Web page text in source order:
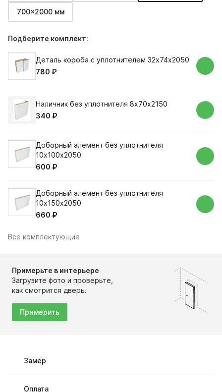
700x2000 мм
Подберите комплект:
Деталь короба с уплотнителем 32х74х2050
780 ₽
Наличник без уплотнителя 8х70х2150
340 ₽
Доборный элемент без уплотнителя
10х100х2050
600 ₽
Доборный элемент без уплотнителя
10х150х2050
660 ₽
Все комплектующие
Примерьте в интерьере
Загрузите фото и проверьте,
как смотрится дверь.
Примерить
Замер
Оплата